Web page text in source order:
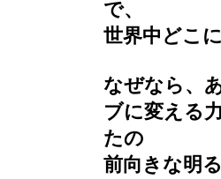
で、
世界中どこ
なぜなら、
ブに変える
たの
前向きな明